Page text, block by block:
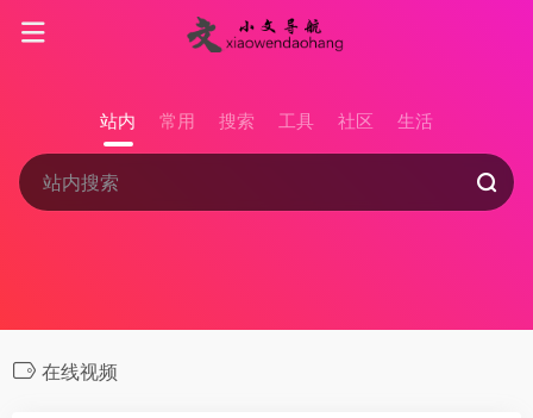
站内 常用 搜索 工具 社区 生活
在线视频